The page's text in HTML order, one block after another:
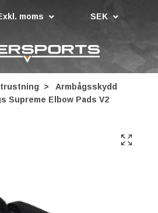
moms SEK
Armbågsskydd
Supreme Elbow Pads V2